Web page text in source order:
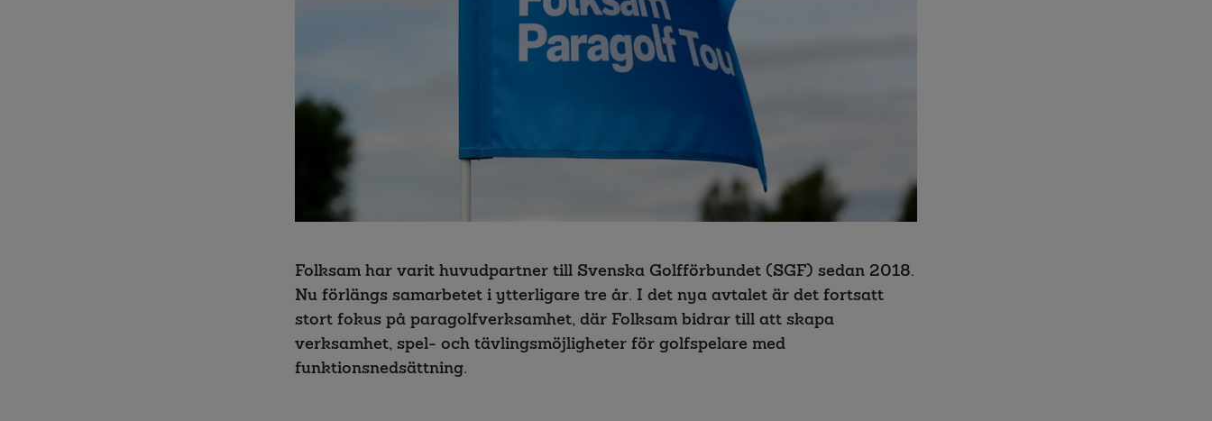
Folksam har varit huvudpartner till Svenska Golfförbundet (SGF) sedan 2018.
Nu förlängs samarbetet i ytterligare tre år. I det nya avtalet är det fortsatt
stort fokus på paragolfverksamhet, där Folksam bidrar till att skapa
verksamhet, spel- och tävlingsmöjligheter för golfspelare med
funktionsnedsättning.